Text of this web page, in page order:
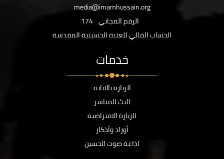
media@imamhussain.org
الرقم المجاني 174
الحساب المالي للعتبة الحسينية المقدسة
خدمات
الزيارة بالانابة
البث المباشر
الزيارة الافتراضية
أوراد وأذكار
اذاعة صوت الحسين